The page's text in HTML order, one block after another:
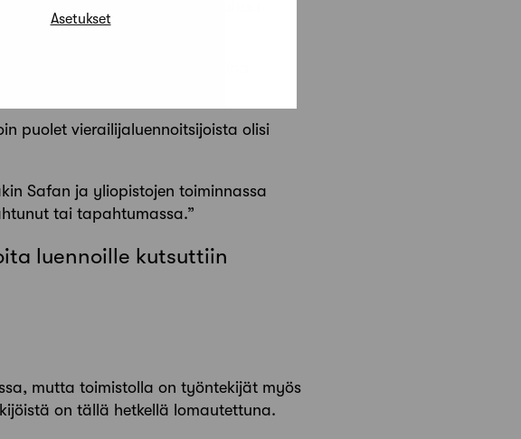
Asetukset
järjestäjät käyttävät suurta valtaa
kutsuttiin puhumaan, olivat aina
puolet vierailijaluennoitsijoista olisi
Safan ja yliopistojen toiminnassa
tai ­tapahtumassa.”
luennoille kutsuttiin
mutta toimistolla on työntekijät myös
on tällä hetkellä lomautettuna.